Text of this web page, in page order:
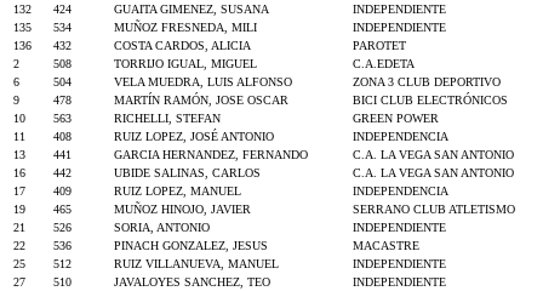
132
424 GUAITA GIMENEZ, SUSANA
INDEPENDIENTE
135
534 MUÑOZ FRESNEDA, MILI
INDEPENDIENTE
136
432 COSTA CARDOS, ALICIA
PAROTET
2
508 TORRIJO IGUAL, MIGUEL
C.A.EDETA
6
504 VELA MUEDRA, LUIS ALFONSO
ZONA 3 CLUB DEPORTIVO
9
478 MARTÍN RAMÓN, JOSE OSCAR
BICI CLUB ELECTRÓNICOS
10
563 RICHELLI, STEFAN
GREEN POWER
11
408 RUIZ LOPEZ, JOSÉ ANTONIO
INDEPENDENCIA
13
441 GARCIA HERNANDEZ, FERNANDO
C.A. LA VEGA SAN ANTONIO
16
442 UBIDE SALINAS, CARLOS
C.A. LA VEGA SAN ANTONIO
17
409 RUIZ LOPEZ, MANUEL
INDEPENDENCIA
19
465 MUÑOZ HINOJO, JAVIER
SERRANO CLUB ATLETISMO
21
526 SORIA, ANTONIO
INDEPENDIENTE
22
536 PINACH GONZALEZ, JESUS
MACASTRE
25
512 RUIZ VILLANUEVA, MANUEL
INDEPENDIENTE
27
510 JAVALOYES SANCHEZ, TEO
INDEPENDIENTE